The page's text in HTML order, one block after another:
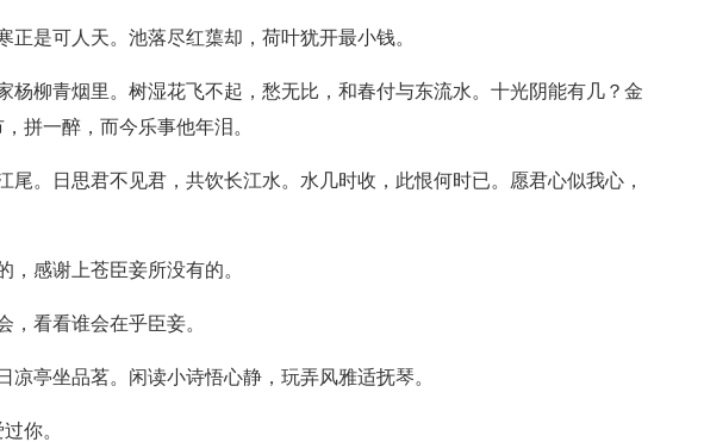
正是可人天。池落尽红蕖却，荷叶犹开最小钱。
杨柳青烟里。树湿花飞不起，愁无比，和春付与东流水。十光阴能有几？金
拼一醉，而今乐事他年泪。
尾。日思君不见君，共饮长江水。水几时收，此恨何时已。愿君心似我心，
，感谢上苍臣妾所没有的。
，看看谁会在乎臣妾。
凉亭坐品茗。闲读小诗悟心静，玩弄风雅适抚琴。
你。